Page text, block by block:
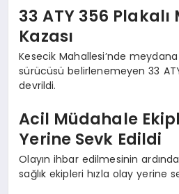
33 ATY 356 Plakalı
Kazası
Kesecik Mahallesi’nde
sürücüsü belirlenemeyen 33
devrildi.
Acil Müdahale
Yerine Sevk Edildi
Olayın ihbar edilmesinin
sağlık ekipleri hızla olay yerine